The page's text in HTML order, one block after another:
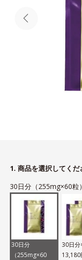
1. 商品を選択してくだ
30日分（255mg×60粒）
30日分
（255mg×60
30日分
13,180